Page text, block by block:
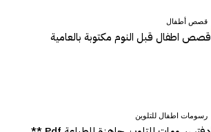
قصص أطفال
قصص اطفال قبل النوم مكتوبة بالعامية
رسومات اطفال للتلوين